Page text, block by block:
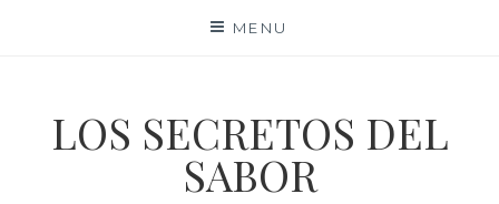
MENU
LOS SECRETOS DEL
SABOR